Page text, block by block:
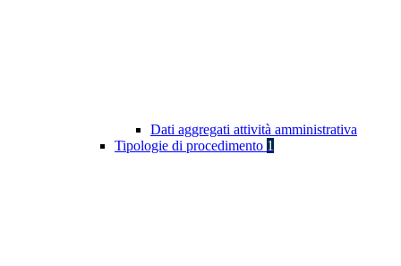
Dati aggregati attività amministrativa
Tipologie di procedimento 1